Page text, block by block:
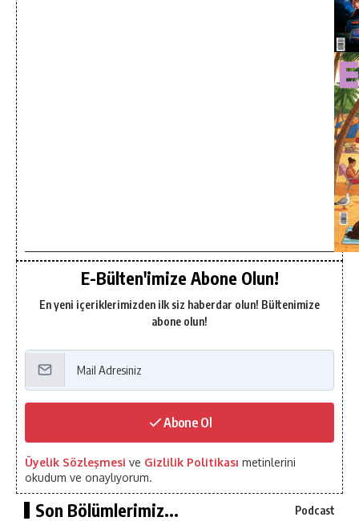
E-Bülten'imize Abone Olun!
En yeni içeriklerimizden ilk siz haberdar olun! Bültenimize
abone olun!
Abone Ol
Üyelik Sözleşmesi ve Gizlilik Politikası metinlerini
okudum ve onaylıyorum.
Son Bölümlerimiz... Podcast